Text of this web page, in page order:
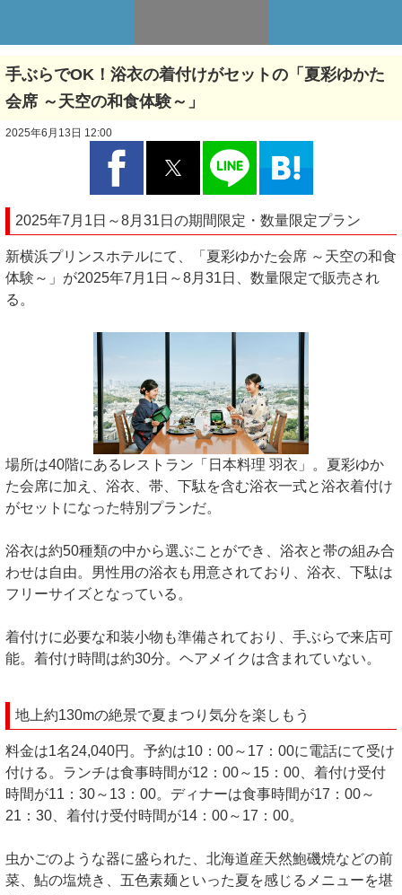
手ぶらでOK！浴衣の着付けがセットの「夏彩ゆかた
会席 ～天空の和食体験～」
2025年6月13日 12:00
2025年7月1日～8月31日の期間限定・数量限定プラン
新横浜プリンスホテルにて、「夏彩ゆかた会席 ～天空の和食
体験～」が2025年7月1日～8月31日、数量限定で販売され
る。
場所は40階にあるレストラン「日本料理 羽衣」。夏彩ゆか
た会席に加え、浴衣、帯、下駄を含む浴衣一式と浴衣着付け
がセットになった特別プランだ。
浴衣は約50種類の中から選ぶことができ、浴衣と帯の組み合
わせは自由。男性用の浴衣も用意されており、浴衣、下駄は
フリーサイズとなっている。
着付けに必要な和装小物も準備されており、手ぶらで来店可
能。着付け時間は約30分。ヘアメイクは含まれていない。
地上約130mの絶景で夏まつり気分を楽しもう
料金は1名24,040円。予約は10：00～17：00に電話にて受け
付ける。ランチは食事時間が12：00～15：00、着付け受付
時間が11：30～13：00。ディナーは食事時間が17：00～
21：30、着付け受付時間が14：00～17：00。
虫かごのような器に盛られた、北海道産天然鮑磯焼などの前
菜、鮎の塩焼き、五色素麺といった夏を感じるメニューを堪